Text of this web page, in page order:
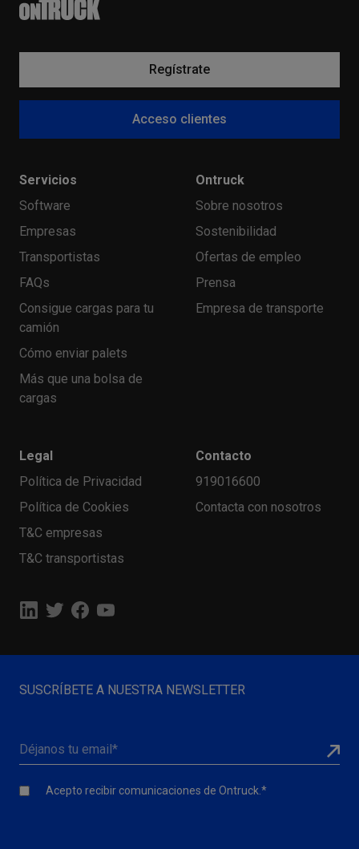
Regístrate
Acceso clientes
Servicios
Software
Empresas
Transportistas
FAQs
Consigue cargas para tu
camión
Cómo enviar palets
Más que una bolsa de
cargas
Ontruck
Sobre nosotros
Sostenibilidad
Ofertas de empleo
Prensa
Empresa de transporte
Legal
Política de Privacidad
Política de Cookies
T&C empresas
T&C transportistas
Contacto
919016600
Contacta con nosotros
SUSCRÍBETE A NUESTRA NEWSLETTER
Acepto recibir comunicaciones de Ontruck. *